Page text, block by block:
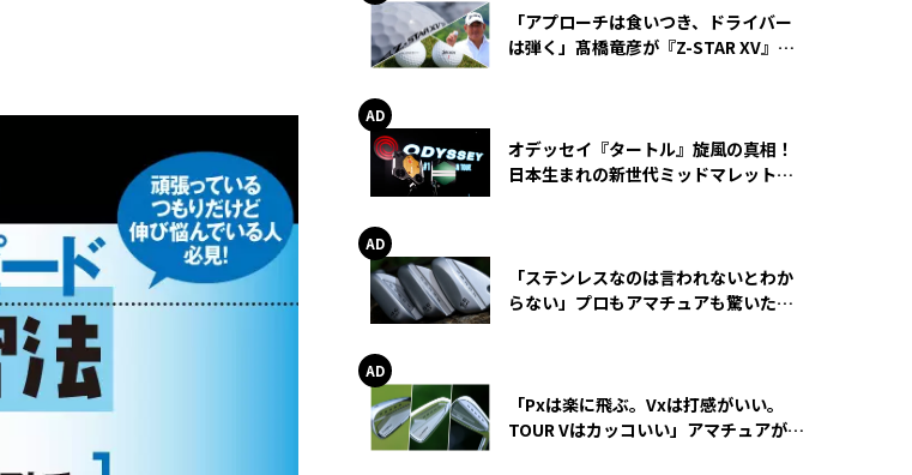
「アプローチは食いつき、ドライバー
は弾く」髙橋竜彦が『Z-STAR XV』を
オデッセイ『タートル』旋風の真相！
日本生まれの新世代ミッドマレットが
「ステンレスなのは言われないとわか
らない」プロもアマチュアも驚いた
「Pxは楽に飛ぶ。Vxは打感がいい。
TOUR Vはカッコいい」アマチュアが選